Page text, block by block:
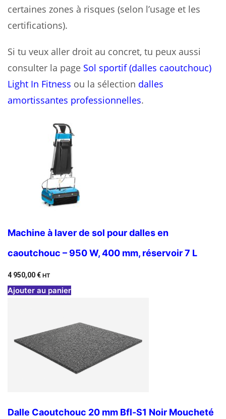
certaines zones à risques (selon l’usage et les
certifications).
Si tu veux aller droit au concret, tu peux aussi
consulter la page Sol sportif (dalles caoutchouc)
Light In Fitness ou la sélection dalles
amortissantes professionnelles.
Machine à laver de sol pour dalles en
caoutchouc – 950 W, 400 mm, réservoir 7 L
4 950,00€ HT
Ajouter au panier
Dalle Caoutchouc 20 mm Bfl-S1 Noir Moucheté